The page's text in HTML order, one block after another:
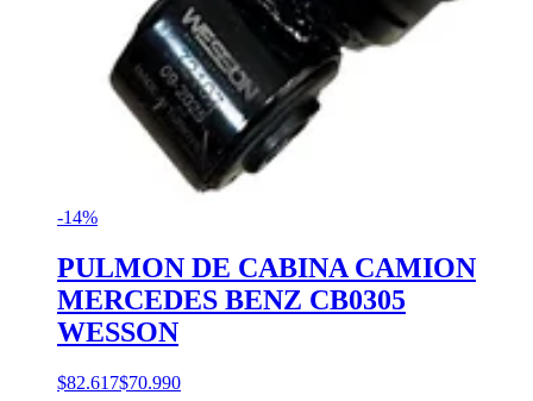
-14%
PULMON DE CABINA CAMION
MERCEDES BENZ CB0305
WESSON
$82.617$70.990